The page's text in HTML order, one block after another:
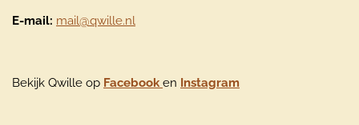
E-mail: mail@qwille.nl
Bekijk Qwille op Facebook en Instagram